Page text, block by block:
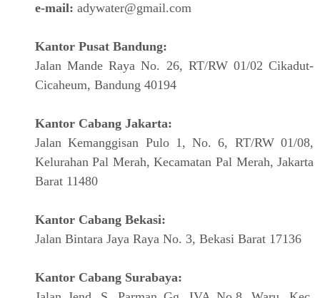
e-mail: adywater@gmail.com
Kantor Pusat Bandung:
Jalan Mande Raya No. 26, RT/RW 01/02 Cikadut-
Cicaheum, Bandung 40194
Kantor Cabang Jakarta:
Jalan Kemanggisan Pulo 1, No. 6, RT/RW 01/08,
Kelurahan Pal Merah, Kecamatan Pal Merah, Jakarta
Barat 11480
Kantor Cabang Bekasi:
Jalan Bintara Jaya Raya No. 3, Bekasi Barat 17136
Kantor Cabang Surabaya: